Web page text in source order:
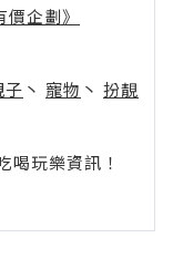
企劃》
子 丶 寵物 丶 扮靚
玩樂資訊！